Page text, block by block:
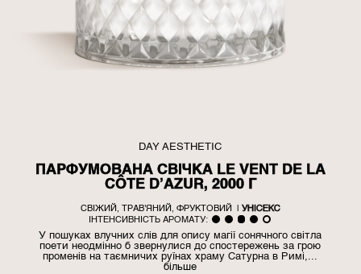
DAY AESTHETIC
ПАРФУМОВАНА СВІЧКА LE VENT DE LA
CÔTE D’AZUR, 2000 Г
СВІЖИЙ, ТРАВ'ЯНИЙ, ФРУКТОВИЙ
УНІСЕКС
ІНТЕНСИВНІСТЬ АРОМАТУ:
У пошуках влучних слів для опису магії сонячного світла
поети неодмінно б звернулися до спостережень за грою
променів на таємничих руїнах храму Сатурна в Римі,...
більше